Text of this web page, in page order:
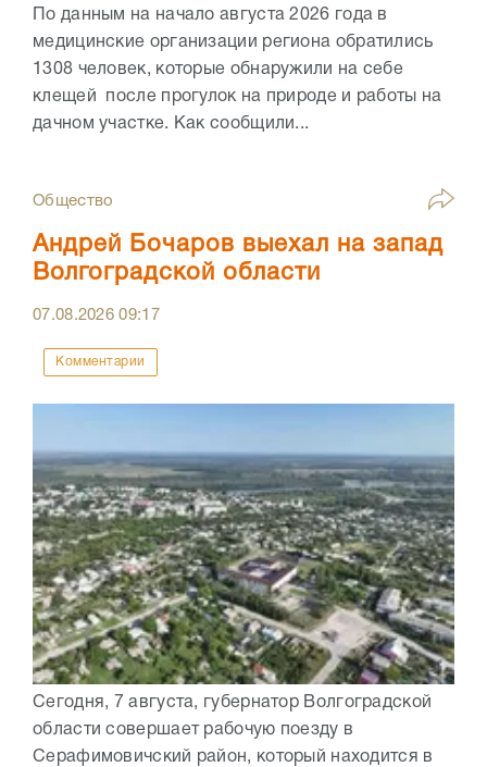
По данным на начало августа 2026 года в
медицинские организации региона обратились
1308 человек, которые обнаружили на себе
клещей после прогулок на природе и работы на
дачном участке. Как сообщили...
Общество
Андрей Бочаров выехал на запад
Волгоградской области
07.08.202609:17
Комментарии
Сегодня, 7 августа, губернатор Волгоградской
области совершает рабочую поезду в
Серафимовичский район, который находится в